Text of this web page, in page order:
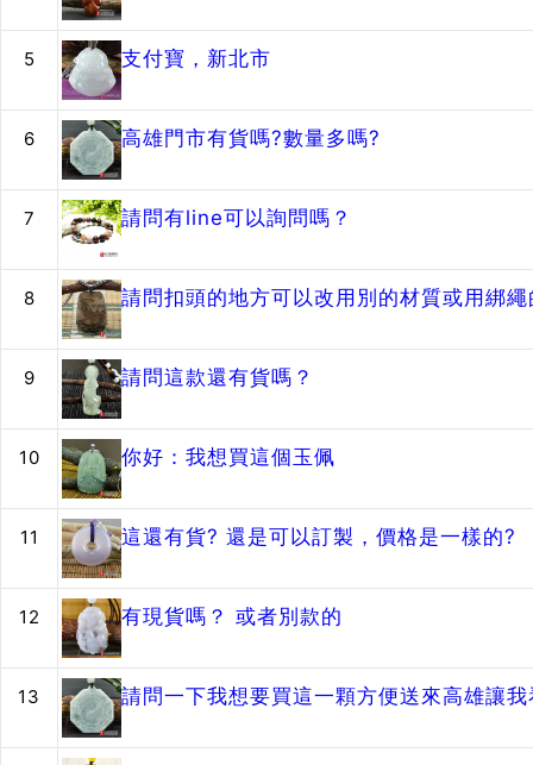
5 支付寶，新北市
6 高雄門市有貨嗎?數量多嗎?
7 請問有line可以詢問嗎？
8 請問扣頭的地方可以改用別的材質或用綁
9 請問這款還有貨嗎？
10 你好：我想買這個玉佩
11 這還有貨? 還是可以訂製，價格是一樣的?
12 有現貨嗎？ 或者別款的
13 請問一下我想要買這一顆方便送來高雄讓